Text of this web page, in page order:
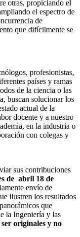
otras, propiciando el
el espectro de
de
que difícilmente se
profesionistas,
países y ramas
de la ciencia o las
buscan solucionar los
actual de la
docente y a nuestro
en la industria o
con colegas y
sus contribuciones
de abril 18 de
envío de
ilustren los resultados
que
la Ingeniería y las
originales y no